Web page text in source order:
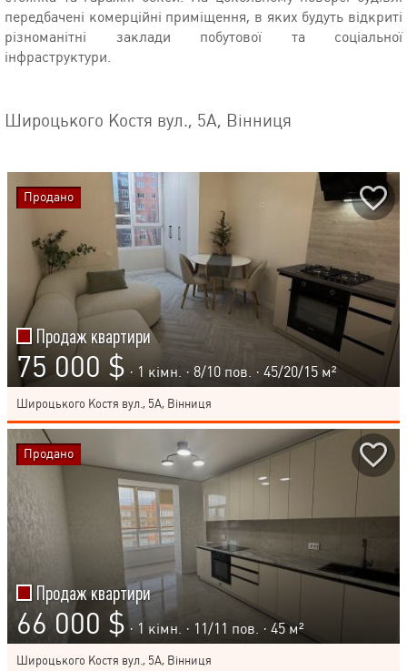
передбачені комерційні приміщення, в яких будуть відкриті
різноманітні заклади побутової та соціальної
інфраструктури.
Широцького Костя вул., 5А, Вінниця
Продаж квартири
75 000 $ · 1 кімн. · 8/10 пов. · 45/20/15 м²
Широцького Костя вул., 5А, Вінниця
Продано
Продаж квартири
66 000 $ · 1 кімн. · 11/11 пов. · 45 м²
Широцького Костя вул., 5А, Вінниця
Продано